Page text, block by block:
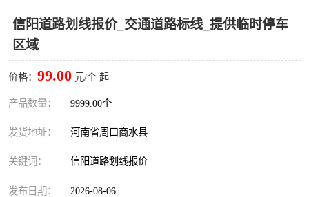
信阳道路划线报价_交通道路标线_提供临时停车
区域
价格： 99.00 元/个 起
产品数量： 9999.00个
发货地址： 河南省周口商水县
关键词： 信阳道路划线报价
发布日期： 2026-08-06